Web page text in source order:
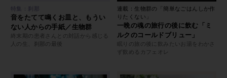
特集：刹那
音をたてて鳴くお皿と、もうい
ない人からの手紙／生物群
終末期の患者さんとの対話から感じる
人の生、刹那の最後
連載：生物群の「簡単なごはんしか作
りたくない」
一晩の魂の旅行の後に飲む「ミ
ルクのコールドブリュー」
眠りの旅の後に飲みたいお湯をわかさ
ず飲めるカフェオレ